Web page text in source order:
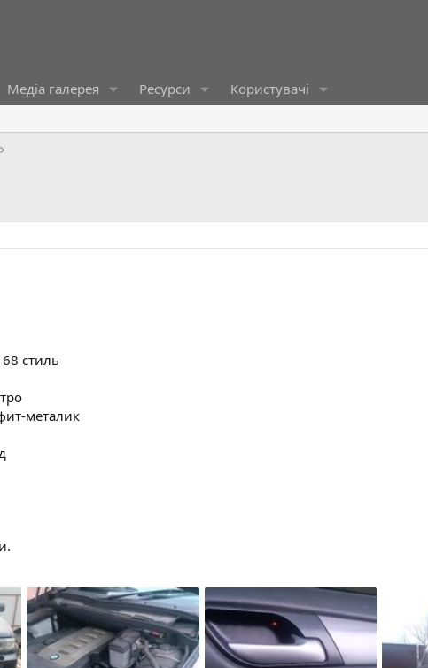
Медіа галерея Ресурси Користувачі
стиль
металик